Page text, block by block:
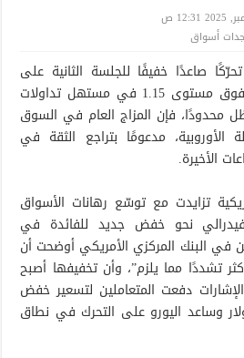
أسواق
صاعدًا خفيفًا للجلسة الثانية على
التوالي، ليواصل التماسك فوق مستوى 1.15 في مستهل تداولات
محدودًا، فإن المزاج العام في السوق
الأوروبية، مدعومًا بتراجع الثقة في
الأخيرة.
تزايدت مع توسّع رهانات الأسواق
نحو خفض جديد للفائدة في
في البنك المركزي الأمريكي أوضحت أن
تشددًا مما يلزم”، وأن تخفيفها أصبح
دفعت المتعاملين لتسعير خفض
وساعد اليورو على التحرك في نطاق